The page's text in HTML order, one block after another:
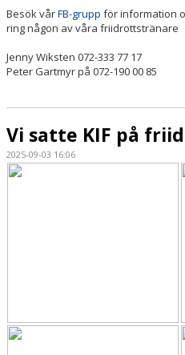
Besök vårFB-grupp för information
ring någon av våra friidrottstränare
Jenny Wiksten 072-333 77 17
Peter Gartmyr på 072-190 00 85
Vi satte KIF på
2025-09-03 16:06